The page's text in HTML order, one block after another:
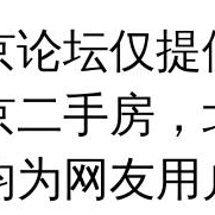
坛仅
手房
网友